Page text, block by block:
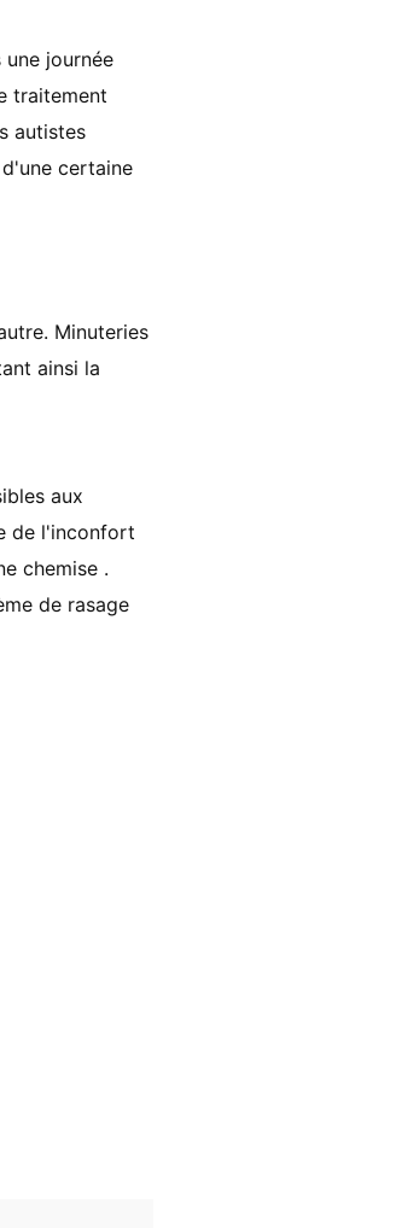
journée
traitement
autistes
certaine
Minuteries
ainsi la
aux
de l'inconfort
chemise .
de rasage